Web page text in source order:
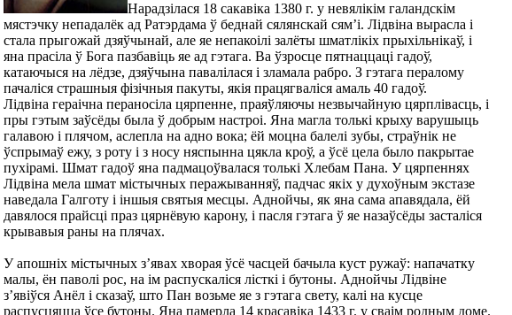
Нарадзілася 18 сакавіка 1380 г. у невялікім галандскім
мястэчку непадалёк ад Ратэрдама ў беднай сялянскай сям’і. Лідвіна вырасла і
стала прыгожай дзяўчынай, але яе непакоілі залёты шматлікіх прыхільнікаў, і
яна прасіла ў Бога пазбавіць яе ад гэтага. Ва ўзросце пятнаццаці гадоў,
катаючыся на лёдзе, дзяўчына павалілася і зламала рабро. З гэтага пералому
пачаліся страшныя фізічныя пакуты, якія працягваліся амаль 40 гадоў.
Лідвіна гераічна пераносіла цярпенне, праяўляючы незвычайную цярплівасць, і
пры гэтым заўсёды была ў добрым настроі. Яна магла толькі крыху варушыць
галавою і плячом, аслепла на адно вока; ёй моцна балелі зубы, страўнік не
ўспрымаў ежу, з роту і з носу няспынна цякла кроў, а ўсё цела было пакрытае
пухірамі. Шмат гадоў яна падмацоўвалася толькі Хлебам Пана. У цярпеннях
Лідвіна мела шмат містычных перажыванняў, падчас якіх у духоўным экстазе
наведала Галготу і іншыя святыя месцы. Аднойчы, як яна сама апавядала, ёй
давялося прайсці праз цярнёвую карону, і пасля гэтага ў яе назаўсёды засталіся
крывавыя раны на плячах.
У апошніх містычных з’явах хворая ўсё часцей бачыла куст ружаў: напачатку
малы, ён паволі рос, на ім распускаліся лісткі і бутоны. Аднойчы Лідвіне
з’явіўся Анёл і сказаў, што Пан возьме яе з гэтага свету, калі на кусце
распусцяцца ўсе бутоны. Яна памерла 14 красавіка 1433 г. у сваім родным доме.